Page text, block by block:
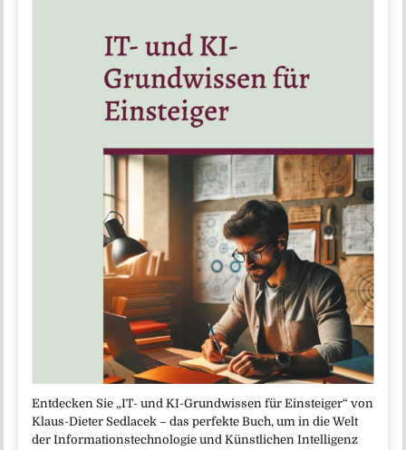
Entdecken Sie „IT- und KI-Grundwissen für Einsteiger“ von
Klaus-Dieter Sedlacek – das perfekte Buch, um in die Welt
der Informationstechnologie und Künstlichen Intelligenz